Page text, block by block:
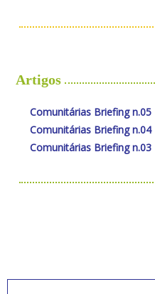
Artigos
Comunitárias Briefing n.05
Comunitárias Briefing n.04
Comunitárias Briefing n.03